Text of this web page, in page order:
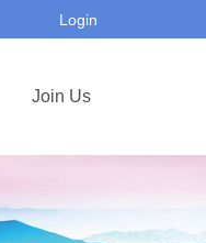
Login
Join Us